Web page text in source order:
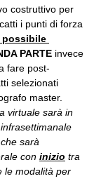
costruttivo per
i punti di forza
possibile
PARTE invece
fare post-
selezionati
master.
virtuale sarà in
sarà
con inizio tra
le modalità per